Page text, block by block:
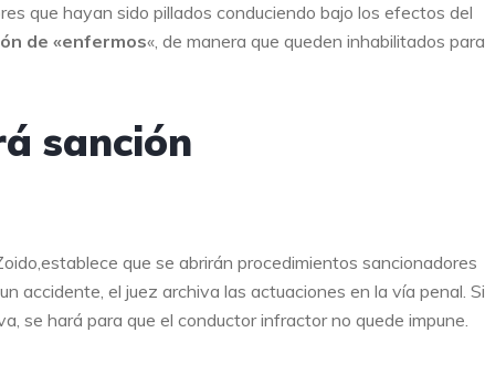
que hayan sido pillados conduciendo bajo los efectos del
de «enfermos«, de manera que queden inhabilitados para
sanción
que se abrirán procedimientos sancionadores
accidente, el juez archiva las actuaciones en la vía penal. Si
se hará para que el conductor infractor no quede impune.